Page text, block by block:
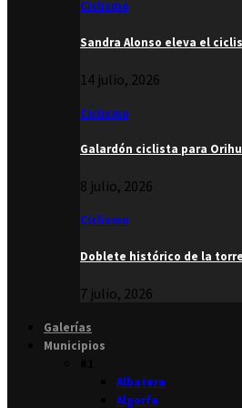
Ciclismo
Sandra Alonso eleva el
14 julio, 2026
Ciclismo
Galardón ciclista para
8 julio, 2026
Ciclismo
Doblete histórico de la
7 julio, 2026
Galerías
Municipios
Albatera
Algorfa